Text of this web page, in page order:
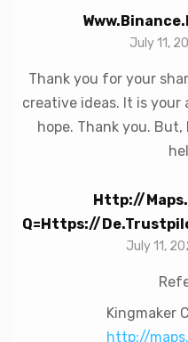
July 11,
Thank you for your
creative ideas. It is
hope. Thank you.
Http://
Q=https://
July 11,
Kingmaker
http://